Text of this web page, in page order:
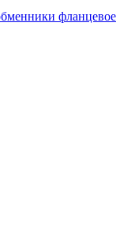
фланцевое